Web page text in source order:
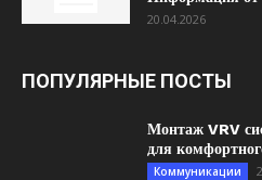
20.04.2026
ПОПУЛЯРНЫЕ ПОСТЫ
Монтаж VRV
для
Коммуникации